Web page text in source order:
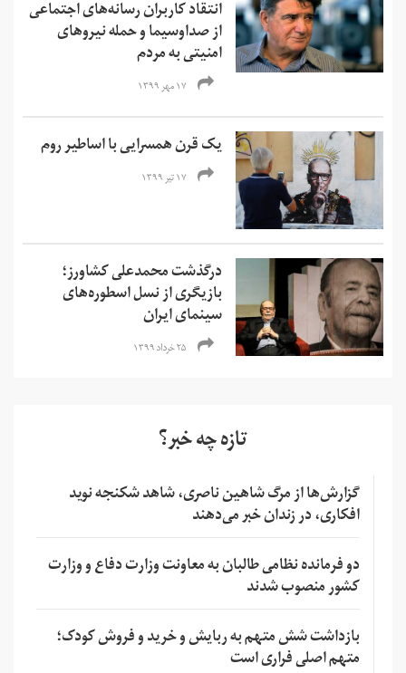
انتقاد کاربران رسانه‌های اجتماعی
از صداوسیما و حمله نیروهای
امنیتی به مردم
۱۷ مهر ۱۳۹۹
یک قرن همسرایی با اساطیر روم
۱۷ تیر ۱۳۹۹
درگذشت محمدعلی کشاورز؛
بازیگری از نسل اسطوره‌های
سینمای ایران
۲۵ خرداد ۱۳۹۹
تازه چه خبر؟
گزارش‌ها از مرگ شاهین ناصری، شاهد شکنجه نوید
افکاری، در زندان خبر می‌دهند
دو فرمانده نظامی طالبان به معاونت وزارت دفاع و وزارت
کشور منصوب شدند
بازداشت شش متهم به ربایش و خرید و فروش کودک؛
متهم اصلی فراری است